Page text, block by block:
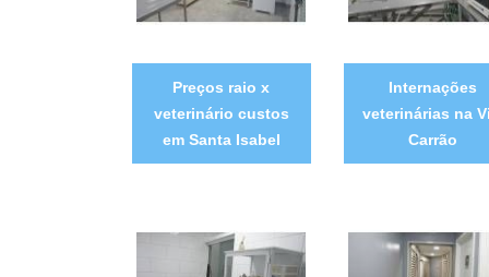
Preços raio x
veterinário custos
em Santa Isabel
Internações
veterinárias na
Carrão